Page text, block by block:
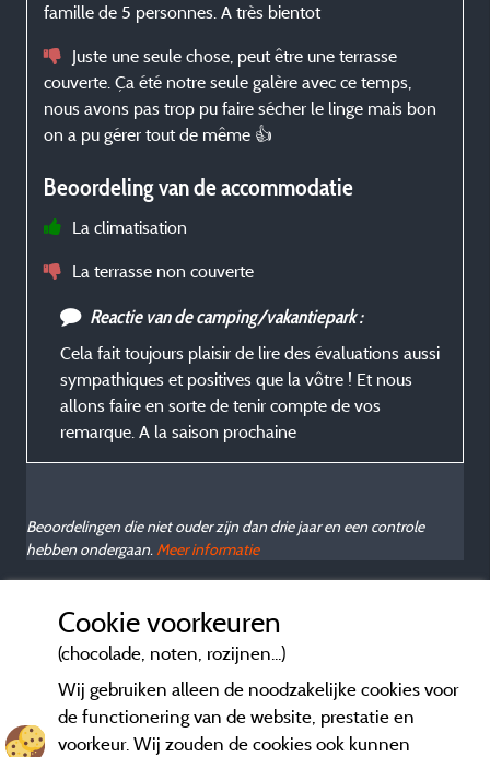
famille de 5 personnes. A très bientot
Juste une seule chose, peut être une terrasse
couverte. Ça été notre seule galère avec ce temps,
nous avons pas trop pu faire sécher le linge mais bon
on a pu gérer tout de même 👍
Beoordeling van de accommodatie
La climatisation
La terrasse non couverte
Reactie van de camping/vakantiepark :
Cela fait toujours plaisir de lire des évaluations aussi
sympathiques et positives que la vôtre ! Et nous
allons faire en sorte de tenir compte de vos
remarque. A la saison prochaine
Beoordelingen die niet ouder zijn dan drie jaar en een controle
hebben ondergaan. Meer informatie
Cookie voorkeuren
(chocolade, noten, rozijnen...)
Wij gebruiken alleen de noodzakelijke cookies voor
de functionering van de website, prestatie en
voorkeur. Wij zouden de cookies ook kunnen